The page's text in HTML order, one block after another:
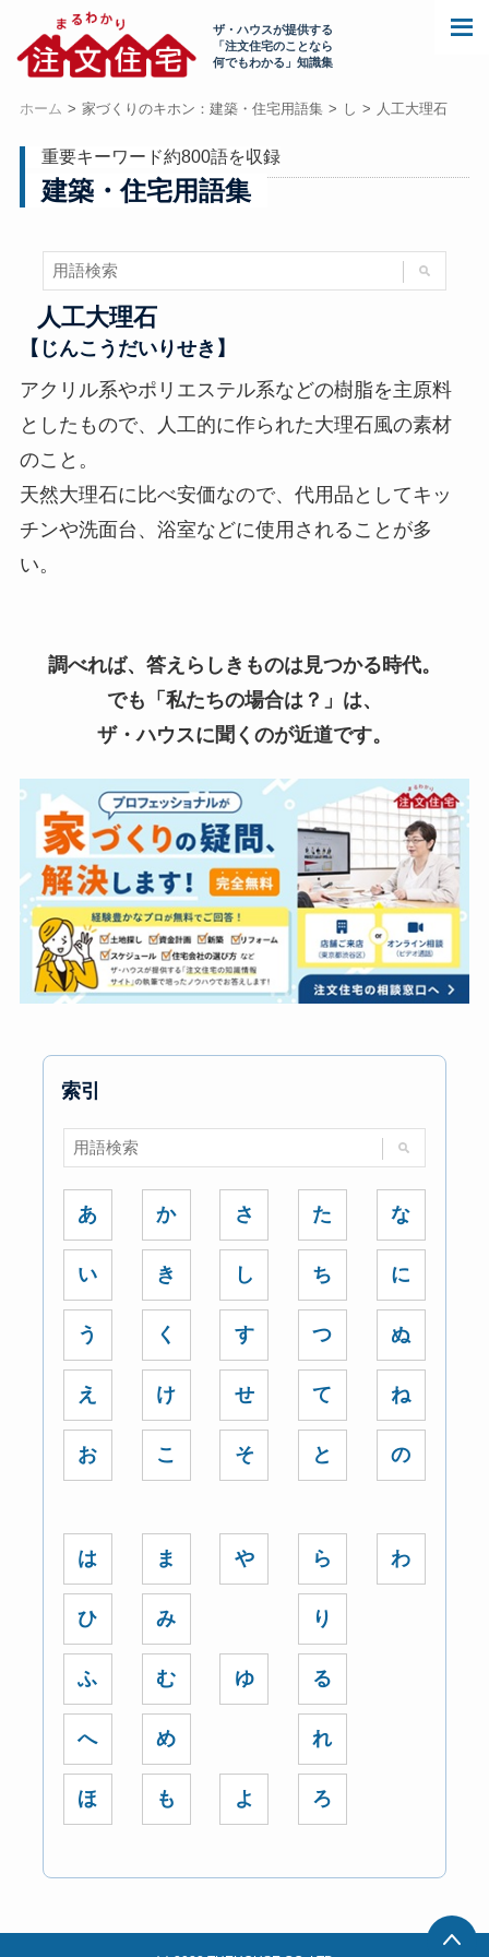
ザ・ハウスが提供する
「注文住宅のことなら
何でもわかる」知識集
ホーム 家づくりのキホン：建築・住宅用語集 し 人工大理石
重要キーワード約800語を収録
建築・住宅用語集
人工大理石
【じんこうだいりせき】
アクリル系やポリエステル系などの樹脂を主原料
としたもので、人工的に作られた大理石風の素材
のこと。
天然大理石に比べ安価なので、代用品としてキッ
チンや洗面台、浴室などに使用されることが多
い。
調べれば、答えらしきものは見つかる時代。
でも「私たちの場合は？」は、
ザ・ハウスに聞くのが近道です。
索引
あ
い
う
え
お
か
き
く
け
こ
さ
し
す
せ
そ
た
ち
つ
て
と
な
に
ぬ
ね
の
は
ひ
ふ
へ
ほ
ま
み
む
め
も
や
ゆ
よ
ら
り
る
れ
ろ
わ